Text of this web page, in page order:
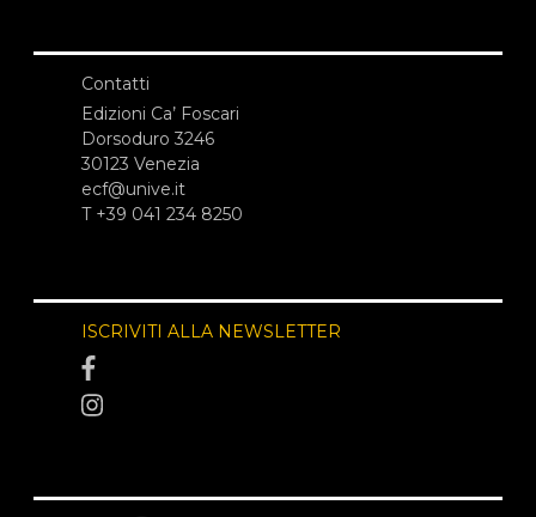
Contatti
Edizioni Ca’ Foscari
Dorsoduro 3246
30123 Venezia
ecf@unive.it
T +39 041 234 8250
ISCRIVITI ALLA NEWSLETTER